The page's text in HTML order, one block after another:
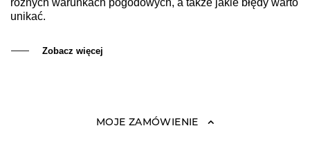
różnych warunkach pogodowych, a także jakie błędy warto
unikać.
Zobacz więcej
MOJE ZAMÓWIENIE